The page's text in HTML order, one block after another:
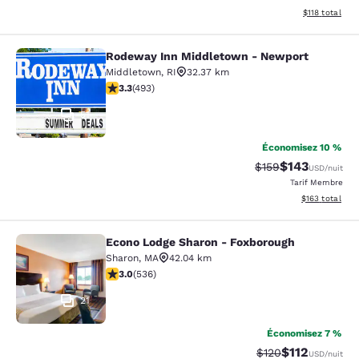
Afficher les
$118 total
Rodeway Inn Middletown -
51
Rodeway Inn Middletown - Newport
Middletown, RI
32.37 km
3.26 étoiles. Bien. 493 commentaires
3.3(493)
Économisez 10 %
Tarif barré :
$159Tarif réduit :
$143USD/nuit
Tarif Membre
Afficher les
$163 total
Econo Lodge Sharon - Foxborough
21
Econo Lodge Sharon - Foxborough
Sharon, MA
42.04 km
3.01 étoiles. Moyen. 536 commentaires
3.0(536)
Économisez 7 %
Tarif barré :
$120Tarif réduit :
$112USD/nuit